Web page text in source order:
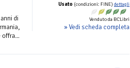
Usato (condizioni: FINE) dettagli
Venduto da BCLibri
» Vedi scheda completa
di
offra...